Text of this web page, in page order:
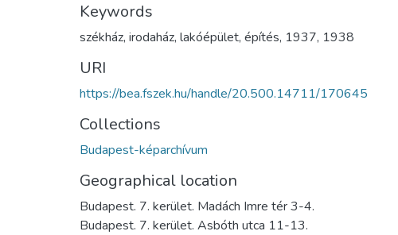
Keywords
székház, irodaház, lakóépület, építés, 1937, 1938
URI
https://bea.fszek.hu/handle/20.500.14711/170645
Collections
Budapest-képarchívum
Geographical location
Budapest. 7. kerület. Madách Imre tér 3-4.
Budapest. 7. kerület. Asbóth utca 11-13.